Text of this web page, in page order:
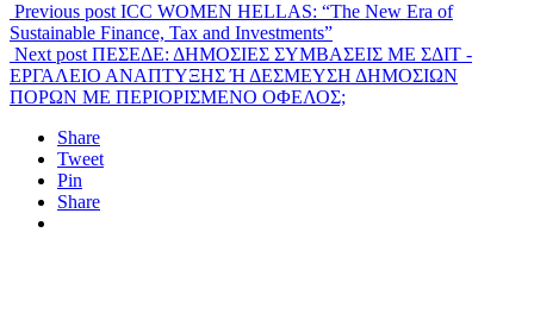
Previous post ICC WOMEN HELLAS: “The New Era of
Sustainable Finance, Tax and Investments”
Next post ΠΕΣΕΔΕ: ΔΗΜΟΣΙΕΣ ΣΥΜΒΑΣΕΙΣ ΜΕ ΣΔΙΤ -
ΕΡΓΑΛΕΙΟ ΑΝΑΠΤΥΞΗΣ Ή ΔΕΣΜΕΥΣΗ ΔΗΜΟΣΙΩΝ
ΠΟΡΩΝ ΜΕ ΠΕΡΙΟΡΙΣΜΕΝΟ ΟΦΕΛΟΣ;
Share
Tweet
Pin
Share